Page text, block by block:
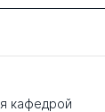
кафедрой